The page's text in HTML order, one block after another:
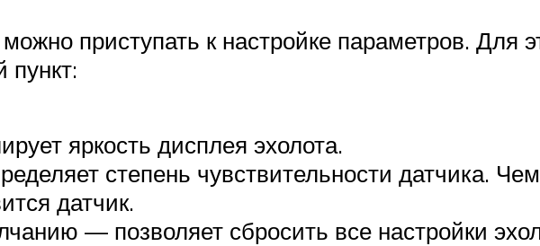
приступать к настройке параметров. Для
пункт:
яркость дисплея эхолота.
степень чувствительности датчика.
датчик.
— позволяет сбросить все настройки